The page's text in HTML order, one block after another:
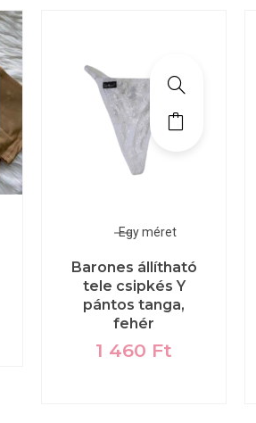
Egy méret
Barones állítható
tele csipkés Y
pántos tanga,
fehér
1 460 Ft